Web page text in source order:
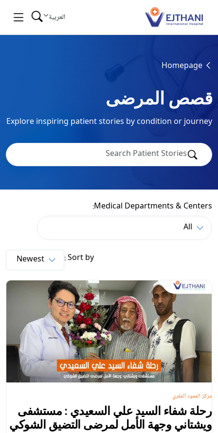
العربية
قصص المرضى
Explore inspiring patient stories by condition or journey
Medical Departments & Centers:
Sort by :
رحلة شفاء السيد علي السعيدي : مستشفى
ويشتاني وجهة الأمل لمرضى التضيق الشوكي
مركز العمود الفقري